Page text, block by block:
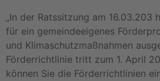
„In der Ratssitzung am 16.03.203
für ein gemeindeeigenes
und Klimaschutzmaßnahmen
Förderrichtlinie tritt zum 1. April
können Sie die Förderrichtlinien